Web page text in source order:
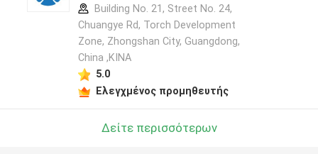
Building No. 21, Street No. 24,
Chuangye Rd, Torch Development
Zone, Zhongshan City, Guangdong,
China ,ΚΙΝΑ
5.0
Ελεγχμένος προμηθευτής
Δείτε περισσότερων